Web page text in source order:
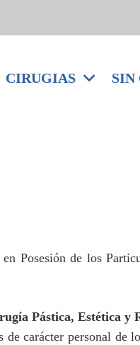
CIRUGIAS SIN
Posesión de los
Pástica, Estética y
carácter personal de